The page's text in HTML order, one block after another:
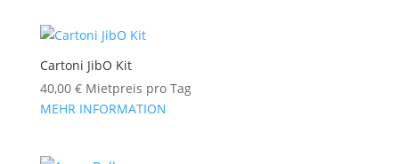
Cartoni JibO Kit
40,00 €Mietpreis pro Tag
MEHR INFORMATION